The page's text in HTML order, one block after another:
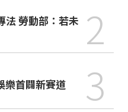
勞動部：若未 2
樂首闢新賽道 3